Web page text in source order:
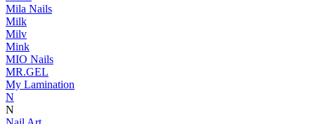
Mila Nails
Milk
Milv
Mink
MIO Nails
MR.GEL
My Lamination
N
N